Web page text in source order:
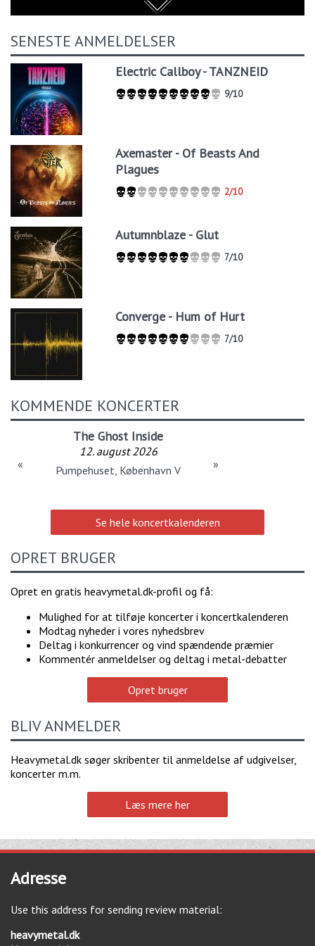
SENESTE ANMELDELSER
Electric Callboy - TANZNEID
9/10
Axemaster - Of Beasts And
Plagues
2/10
Autumnblaze - Glut
7/10
Converge - Hum of Hurt
7/10
KOMMENDE KONCERTER
The Ghost Inside
12. august 2026
Pumpehuset, København V
« »
Se hele koncertkalenderen
OPRET BRUGER
Opret en gratis heavymetal.dk-profil og få:
Mulighed for at tilføje koncerter i koncertkalenderen
Modtag nyheder i vores nyhedsbrev
Deltag i konkurrencer og vind spændende præmier
Kommentér anmeldelser og deltag i metal-debatter
Opret bruger
BLIV ANMELDER
Heavymetal.dk søger skribenter til anmeldelse af udgivelser,
koncerter m.m.
Læs mere her
Adresse
Use this address for sending review material:
heavymetal.dk